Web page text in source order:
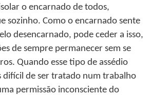
o encarnado de todos,
sozinho. Como o encarnado sente
desencarnado, pode ceder a isso,
de sempre permanecer sem se
Quando esse tipo de assédio
difícil de ser tratado num trabalho
permissão inconsciente do